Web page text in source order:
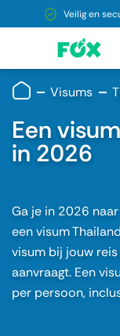
Veilig en
Visums
Een
in 2026
Ga je in 2026
een visum
visum bij jouw
aanvraagt. Een
per persoon,